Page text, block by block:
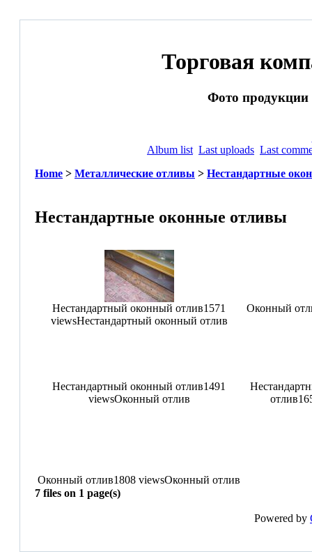
Торговая
Фото продукции
Album list Last uploads Last
Home > Металлические отливы > Нестандартные
Нестандартные оконные отливы
Нестандартный оконный отлив1571
viewsНестандартный оконный отлив
Оконный
Нестандартный оконный отлив1491
viewsОконный отлив
отлив
Оконный отлив1808 viewsОконный отлив
7 files on 1 page(s)
Powered by